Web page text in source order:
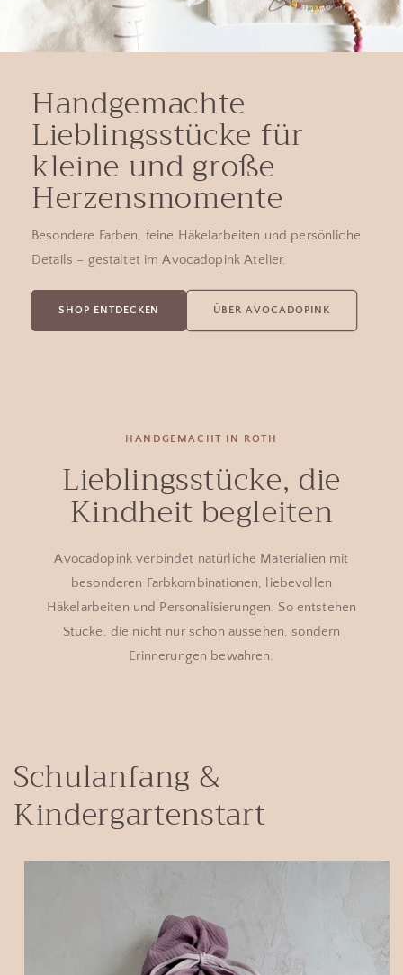
Handgemachte
Lieblingsstücke für
kleine und große
Herzensmomente
Besondere Farben, feine Häkelarbeiten und persönliche
Details – gestaltet im Avocadopink Atelier.
SHOP ENTDECKEN ÜBER AVOCADOPINK
HANDGEMACHT IN ROTH
Lieblingsstücke, die
Kindheit begleiten
Avocadopink verbindet natürliche Materialien mit
besonderen Farbkombinationen, liebevollen
Häkelarbeiten und Personalisierungen. So entstehen
Stücke, die nicht nur schön aussehen, sondern
Erinnerungen bewahren.
Schulanfang &
Kindergartenstart